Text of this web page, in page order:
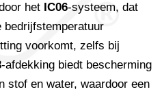
het IC06-systeem, dat
voorkomt, zelfs bij
-afdekking biedt bescherming
stof en water, waardoor een